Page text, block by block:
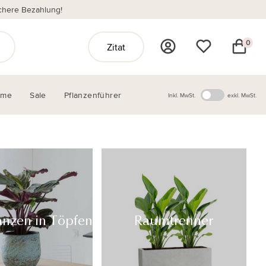
Bezahlung!
Zitat 0
Sale Pflanzenführer Inkl. MwSt. exkl. MwSt.
in Töpfen Raumtrenner